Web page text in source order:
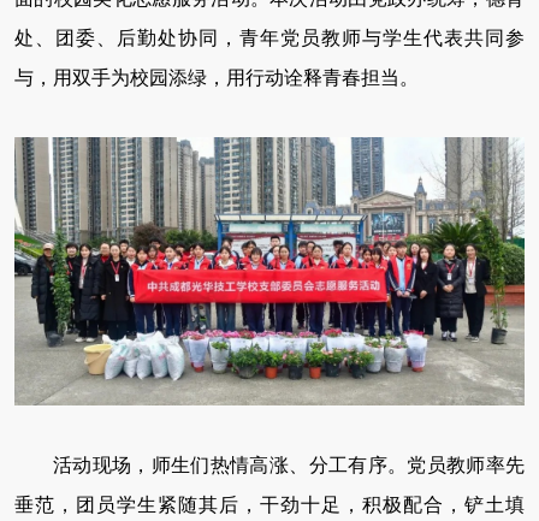
处、团委、后勤处协同，青年党员教师与学生代表共同参
与，用双手为校园添绿，用行动诠释青春担当。
活动现场，师生们热情高涨、分工有序。党员教师率先
垂范，团员学生紧随其后，干劲十足，积极配合，铲土填